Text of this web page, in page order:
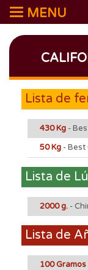
MENU
Lista de
430 Kg -
50 Kg - Best
Lista de
2000 g. -
Lista de
100 Gramos